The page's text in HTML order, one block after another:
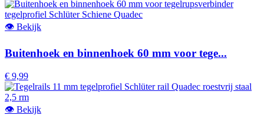
👁 Bekijk
Buitenhoek en binnenhoek 60 mm voor tege...
€ 9,99
👁 Bekijk